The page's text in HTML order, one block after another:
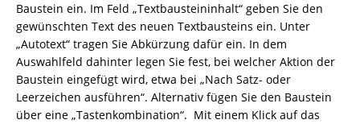
Baustein ein. Im Feld „Textbausteininhalt“ geben Sie den
gewünschten Text des neuen Textbausteins ein. Unter
„Autotext“ tragen Sie Abkürzung dafür ein. In dem
Auswahlfeld dahinter legen Sie fest, bei welcher Aktion der
Baustein eingefügt wird, etwa bei „Nach Satz- oder
Leerzeichen ausführen“. Alternativ fügen Sie den Baustein
über eine „Tastenkombination“. Mit einem Klick auf das